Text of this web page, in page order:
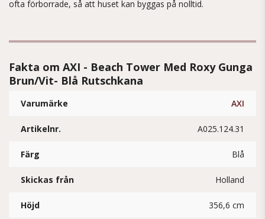
ofta förborrade, så att huset kan byggas på nolltid.
Fakta om AXI - Beach Tower Med Roxy Gunga
Brun/Vit- Blå Rutschkana
Varumärke AXI
Artikelnr. A025.124.31
Färg Blå
Skickas från Holland
Höjd 356,6 cm